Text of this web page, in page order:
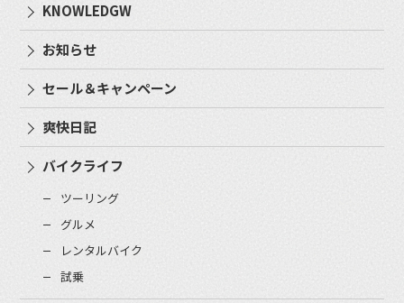
KNOWLEDGW
お知らせ
セール＆キャンペーン
爽快日記
バイクライフ
ツーリング
グルメ
レンタルバイク
試乗